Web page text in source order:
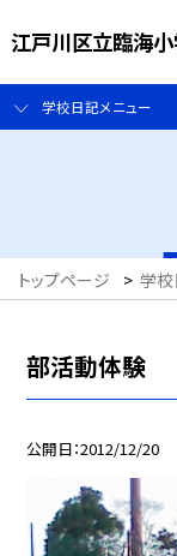
江戸川区立臨海
学校日記メニュー
トップページ > 学
部活動体験
公開日 2012/12/20